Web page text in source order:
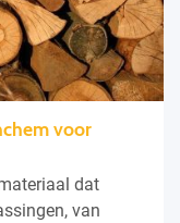
voor
dat
van